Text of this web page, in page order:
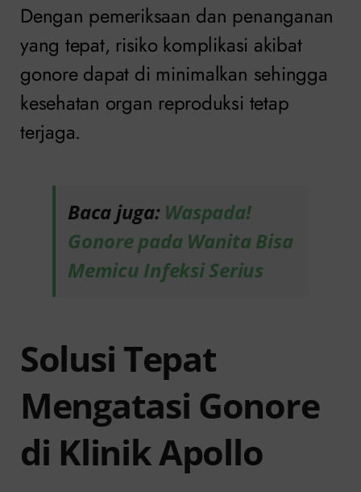
Dengan pemeriksaan dan penanganan
yang tepat, risiko komplikasi akibat
gonore dapat di minimalkan sehingga
kesehatan organ reproduksi tetap
terjaga.
Baca juga: Waspada!
Gonore pada Wanita Bisa
Memicu Infeksi Serius
Solusi Tepat
Mengatasi Gonore
di Klinik Apollo